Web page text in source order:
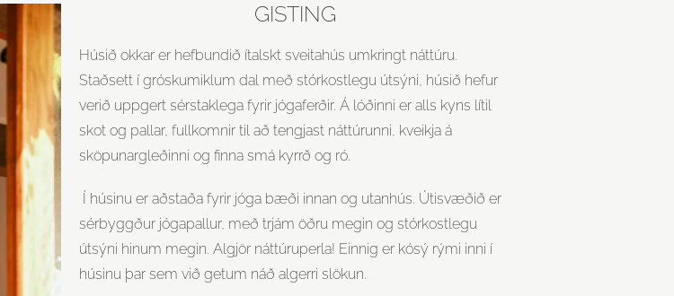
GISTING
Húsið okkar er hefbundið ítalskt sveitahús umkringt náttúru.
Staðsett í gróskumiklum dal með stórkostlegu útsýni, húsið hefur
verið uppgert sérstaklega fyrir jógaferðir. Á lóðinni er alls kyns lítil
skot og pallar, fullkomnir til að tengjast náttúrunni, kveikja á
sköpunargleðinni og finna smá kyrrð og ró.
Í húsinu er aðstaða fyrir jóga bæði innan og utanhús. Útisvæðið er
sérbyggður jógapallur, með trjám öðru megin og stórkostlegu
útsýni hinum megin. Algjör náttúruperla! Einnig er kósý rými inni í
húsinu þar sem við getum náð algerri slökun.